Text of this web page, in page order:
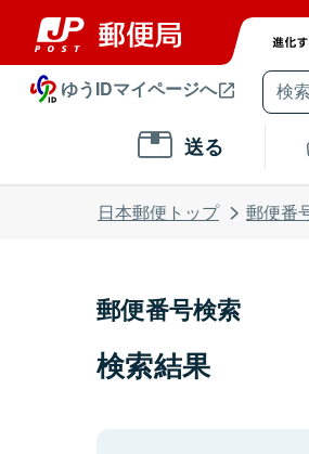
ゆうIDマイページへ
送る
日本郵便トップ 郵便番
郵便番号検索
検索結果